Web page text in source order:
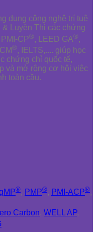
dụng công nghệ trí tuệ
Luyện Thi các chứng
PMI-CP®, LEED GA®,
®, IELTS,.... giúp học
chứng chỉ quốc tế,
và mở rộng cơ hội việc
toàn cầu.
®, PMP®, PMI-ACP®,
Carbon, WELL AP,